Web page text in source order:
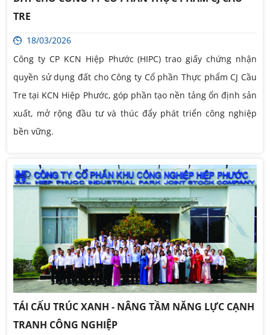
TRE
18/03/2026
Công ty CP KCN Hiệp Phước (HIPC) trao giấy chứng nhận
quyền sử dụng đất cho Công ty Cổ phần Thực phẩm CJ Cầu
Tre tại KCN Hiệp Phước, góp phần tạo nền tảng ổn định sản
xuất, mở rộng đầu tư và thúc đẩy phát triển công nghiệp
bền vững.
TÁI CẤU TRÚC XANH - NÂNG TẦM NĂNG LỰC CẠNH
TRANH CÔNG NGHIỆP